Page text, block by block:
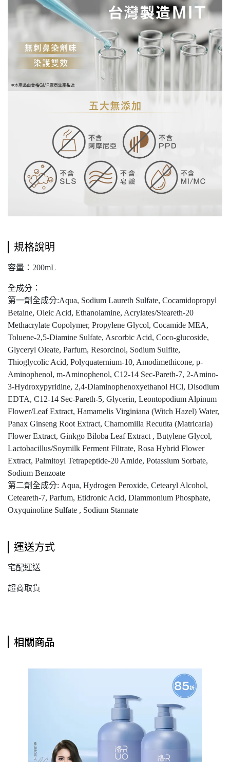
規格說明
容量：200mL
全成分：
第一劑全成分:Aqua, Sodium Laureth Sulfate, Cocamidopropyl
Betaine, Oleic Acid, Ethanolamine, Acrylates/Steareth-20
Methacrylate Copolymer, Propylene Glycol, Cocamide MEA,
Toluene-2,5-Diamine Sulfate, Ascorbic Acid, Coco-glucoside,
Glyceryl Oleate, Parfum, Resorcinol, Sodium Sulfite,
Thioglycolic Acid, Polyquaternium-10, Amodimethicone, p-
Aminophenol, m-Aminophenol, C12-14 Sec-Pareth-7, 2-Amino-
3-Hydroxypyridine, 2,4-Diaminophenoxyethanol HCl, Disodium
EDTA, C12-14 Sec-Pareth-5, Glycerin, Leontopodium Alpinum
Flower/Leaf Extract, Hamamelis Virginiana (Witch Hazel) Water,
Panax Ginseng Root Extract, Chamomilla Recutita (Matricaria)
Flower Extract, Ginkgo Biloba Leaf Extract , Butylene Glycol,
Lactobacillus/Soymilk Ferment Filtrate, Rosa Hybrid Flower
Extract, Palmitoyl Tetrapeptide-20 Amide, Potassium Sorbate,
Sodium Benzoate
第二劑全成分: Aqua, Hydrogen Peroxide, Cetearyl Alcohol,
Ceteareth-7, Parfum, Etidronic Acid, Diammonium Phosphate,
Oxyquinoline Sulfate , Sodium Stannate
運送方式
宅配運送
超商取貨
相關商品